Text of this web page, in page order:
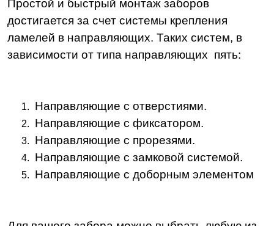
Простой и быстрый монтаж заборов
достигается за счет системы крепления
ламелей в направляющих. Таких систем, в
зависимости от типа направляющих пять:
Направляющие с отверстиями.
Направляющие с фиксатором.
Направляющие с прорезями.
Направляющие с замковой системой.
Направляющие с доборным элементом